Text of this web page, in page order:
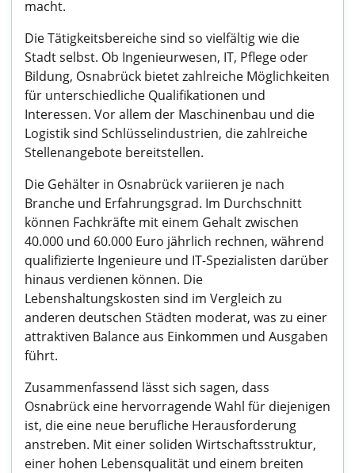
macht.
Die Tätigkeitsbereiche sind so vielfältig wie die
Stadt selbst. Ob Ingenieurwesen, IT, Pflege oder
Bildung, Osnabrück bietet zahlreiche Möglichkeiten
für unterschiedliche Qualifikationen und
Interessen. Vor allem der Maschinenbau und die
Logistik sind Schlüsselindustrien, die zahlreiche
Stellenangebote bereitstellen.
Die Gehälter in Osnabrück variieren je nach
Branche und Erfahrungsgrad. Im Durchschnitt
können Fachkräfte mit einem Gehalt zwischen
40.000 und 60.000 Euro jährlich rechnen, während
qualifizierte Ingenieure und IT-Spezialisten darüber
hinaus verdienen können. Die
Lebenshaltungskosten sind im Vergleich zu
anderen deutschen Städten moderat, was zu einer
attraktiven Balance aus Einkommen und Ausgaben
führt.
Zusammenfassend lässt sich sagen, dass
Osnabrück eine hervorragende Wahl für diejenigen
ist, die eine neue berufliche Herausforderung
anstreben. Mit einer soliden Wirtschaftsstruktur,
einer hohen Lebensqualität und einem breiten